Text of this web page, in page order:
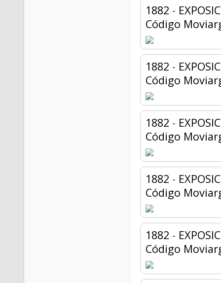
1882 -
Código
1882 -
Código
1882 -
Código
1882 -
Código
1882 -
Código